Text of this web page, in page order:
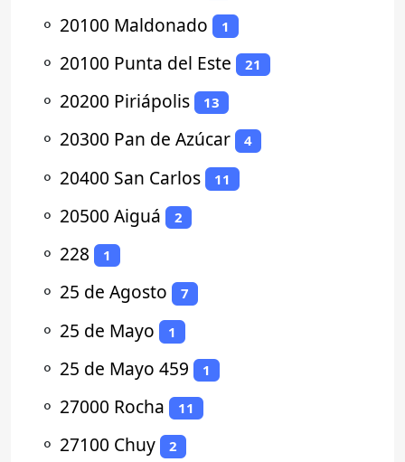
⚬ 20100 Maldonado 1
⚬ 20100 Punta del Este 21
⚬ 20200 Piriápolis 13
⚬ 20300 Pan de Azúcar 4
⚬ 20400 San Carlos 11
⚬ 20500 Aiguá 2
⚬ 228 1
⚬ 25 de Agosto 7
⚬ 25 de Mayo 1
⚬ 25 de Mayo 459 1
⚬ 27000 Rocha 11
⚬ 27100 Chuy 2